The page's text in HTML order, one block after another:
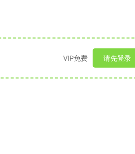
VIP免费 请先登录